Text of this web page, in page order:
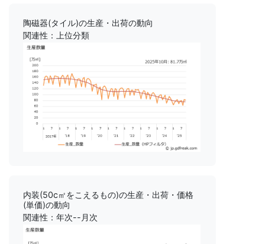
陶磁器(タイル)の生産・出荷の動向
関連性：上位分類
内装(50c㎡をこえるもの)の生産・出荷・価格
(単価)の動向
関連性：年次--月次